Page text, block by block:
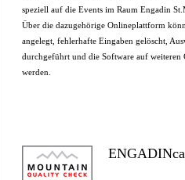
speziell auf die Events im Raum Engadin
Über die dazugehörige Onlineplattform
angelegt, fehlerhafte Eingaben gelöscht,
durchgeführt und die Software auf weiteren
werden.